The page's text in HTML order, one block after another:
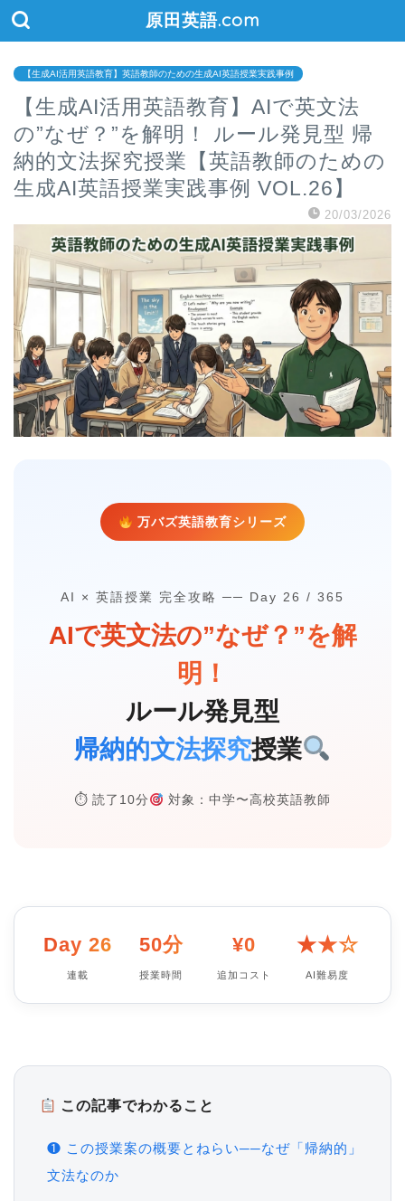
原田英語.com
【生成AI活用英語教育】英語教師のための生成AI英語授業実践事例
【生成AI活用英語教育】AIで英文法
の”なぜ？”を解明！ ルール発見型 帰
納的文法探究授業【英語教師のための
生成AI英語授業実践事例 VOL.26】
20/03/2026
万バズ英語教育シリーズ
AI × 英語授業 完全攻略 ── Day 26 / 365
AIで英文法の”なぜ？”を解
明！
ルール発見型
帰納的文法探究授業
⏱ 読了10分 対象：中学〜高校英語教師
Day 26
連載
50分
授業時間
¥0
追加コスト
★★☆
AI難易度
この記事でわかること
❶ この授業案の概要とねらい──なぜ「帰納的」
文法なのか